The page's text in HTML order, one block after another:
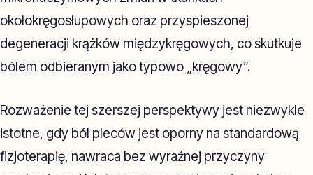
okołokręgosłupowych oraz przyspieszonej
degeneracji krążków międzykręgowych, co skutkuje
bólem odbieranym jako typowo „kręgowy”.
Rozważenie tej szerszej perspektywy jest niezwykle
istotne, gdy ból pleców jest oporny na standardową
fizjoterapię, nawraca bez wyraźnej przyczyny